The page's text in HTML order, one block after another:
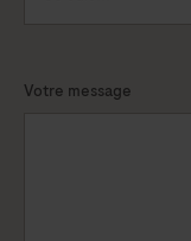
Votre message